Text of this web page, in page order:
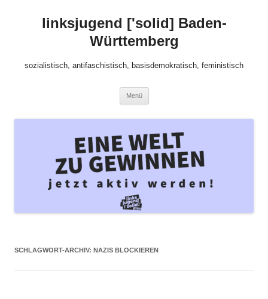
springenlinksjugend ['solid] Baden-
Württemberg
sozialistisch, antifaschistisch, basisdemokratisch, feministisch
Menü
SCHLAGWORT-ARCHIV: NAZIS BLOCKIEREN